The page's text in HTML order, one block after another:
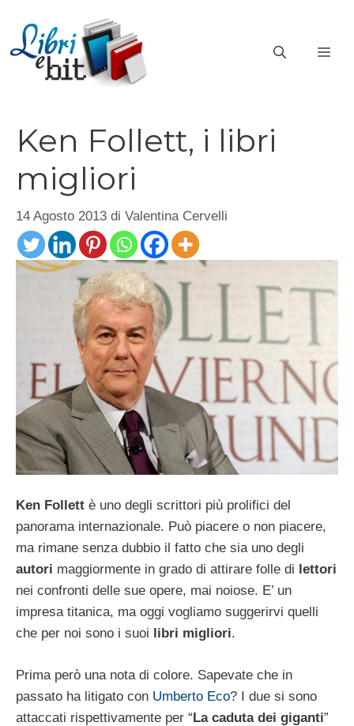
contenuto
Ken Follett, i libri
migliori
14 Agosto 2013 di Valentina Cervelli
Ken Follett è uno degli scrittori più prolifici del
panorama internazionale. Può piacere o non piacere,
ma rimane senza dubbio il fatto che sia uno degli
autori maggiormente in grado di attirare folle di lettori
nei confronti delle sue opere, mai noiose. E’ un
impresa titanica, ma oggi vogliamo suggerirvi quelli
che per noi sono i suoi
libri migliori.
Prima però una nota di colore. Sapevate che in
passato ha litigato con Umberto Eco? I due si sono
attaccati rispettivamente per “La caduta dei giganti”